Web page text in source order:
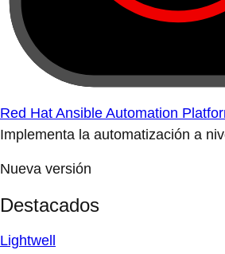
Red Hat Ansible Automation
Implementa la automatización a
Nueva versión
Destacados
Lightwell